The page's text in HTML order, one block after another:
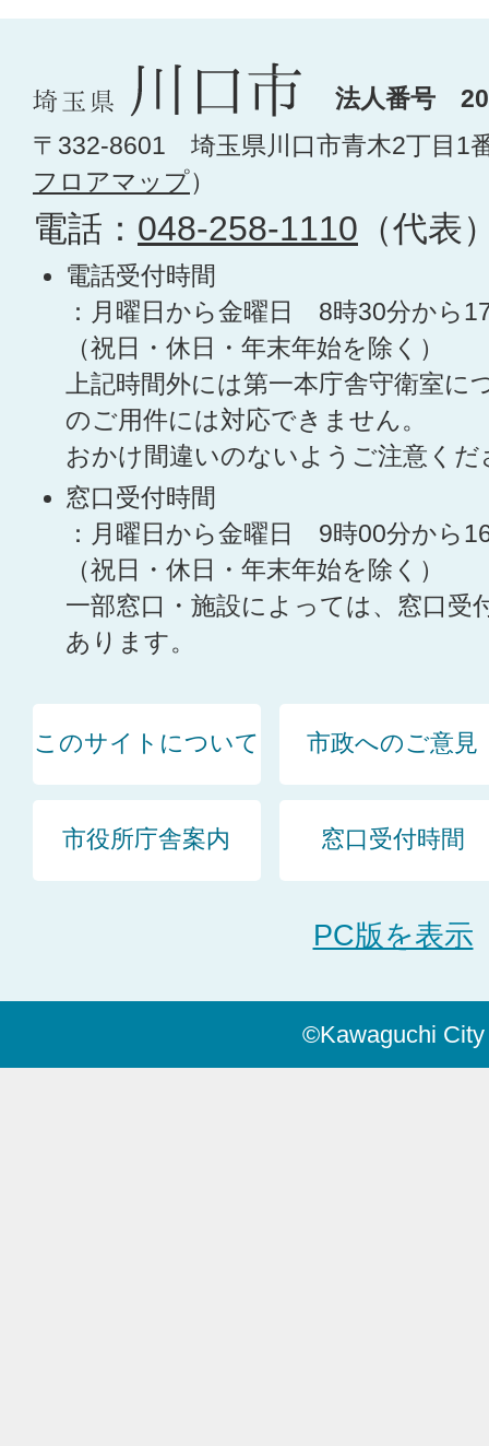
法人番号
〒332-8601 埼玉県川口市青木2丁目1
フロアマップ）
電話： 048-258-1110 （代表
電話受付時間
：月曜日から金曜日 8時30分から
（祝日・休日・年末年始を除く）
上記時間外には第一本庁舎守衛室に
のご用件には対応できません。
おかけ間違いのないようご注意くだ
窓口受付時間
：月曜日から金曜日 9時00分から
（祝日・休日・年末年始を除く）
一部窓口・施設によっては、窓口受
あります。
このサイトについて 市政へのご意見
市役所庁舎案内 窓口受付時間
PC版を表示
©Kawaguchi City